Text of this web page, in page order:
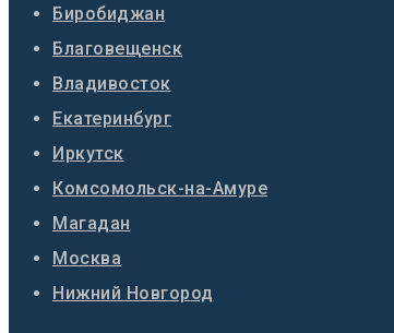
Биробиджан
Благовещенск
Владивосток
Екатеринбург
Иркутск
Комсомольск-на-Амуре
Магадан
Москва
Нижний Новгород